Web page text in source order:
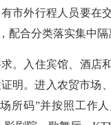
市外行程人员要在
配合分类落实集中
。入住宾馆、酒店
明。进入农贸市场
所码”并按照工作